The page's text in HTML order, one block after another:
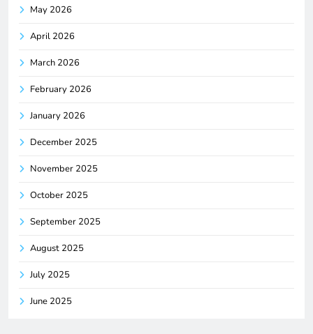
May 2026
April 2026
March 2026
February 2026
January 2026
December 2025
November 2025
October 2025
September 2025
August 2025
July 2025
June 2025